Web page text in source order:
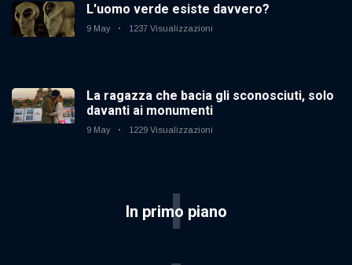
L'uomo verde esiste davvero?
9 May 1237 Visualizzazioni
La ragazza che bacia gli sconosciuti, solo
davanti ai monumenti
9 May 1229 Visualizzazioni
In primo piano
I